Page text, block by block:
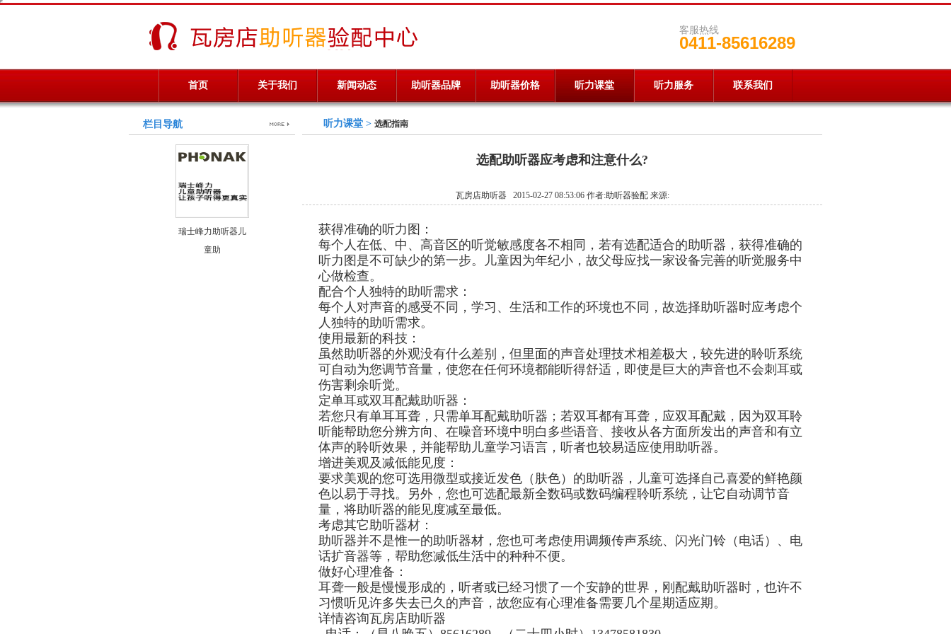
客服热线
0411-85616289
首页 关于我们 新闻动态 助听器品牌 助听器价格 听力课堂 听力服务 联系我们
栏目导航
瑞士峰力助听器儿
童助
听力课堂 > 选配指南
选配助听器应考虑和注意什么?
瓦房店助听器 2015-02-27 08:53:06 作者:助听器验配 来源:
获得准确的听力图：
每个人在低、中、高音区的听觉敏感度各不相同，若有选配适合的助听器，获得准确的
听力图是不可缺少的第一步。儿童因为年纪小，故父母应找一家设备完善的听觉服务中
心做检查。
配合个人独特的助听需求：
每个人对声音的感受不同，学习、生活和工作的环境也不同，故选择助听器时应考虑个
人独特的助听需求。
使用最新的科技：
虽然助听器的外观没有什么差别，但里面的声音处理技术相差极大，较先进的聆听系统
可自动为您调节音量，使您在任何环境都能听得舒适，即使是巨大的声音也不会刺耳或
伤害剩余听觉。
定单耳或双耳配戴助听器：
若您只有单耳耳聋，只需单耳配戴助听器；若双耳都有耳聋，应双耳配戴，因为双耳聆
听能帮助您分辨方向、在噪音环境中明白多些语音、接收从各方面所发出的声音和有立
体声的聆听效果，并能帮助儿童学习语言，听者也较易适应使用助听器。
增进美观及减低能见度：
要求美观的您可选用微型或接近发色（肤色）的助听器，儿童可选择自己喜爱的鲜艳颜
色以易于寻找。另外，您也可选配最新全数码或数码编程聆听系统，让它自动调节音
量，将助听器的能见度减至最低。
考虑其它助听器材：
助听器并不是惟一的助听器材，您也可考虑使用调频传声系统、闪光门铃（电话）、电
话扩音器等，帮助您减低生活中的种种不便。
做好心理准备：
耳聋一般是慢慢形成的，听者或已经习惯了一个安静的世界，刚配戴助听器时，也许不
习惯听见许多失去已久的声音，故您应有心理准备需要几个星期适应期。
详情咨询瓦房店助听器